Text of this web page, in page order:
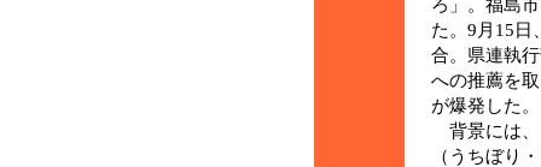
ろ」。福島
た。9月15日
合。県連執
への推薦を
が爆発した。
背景には、
（うちぼり